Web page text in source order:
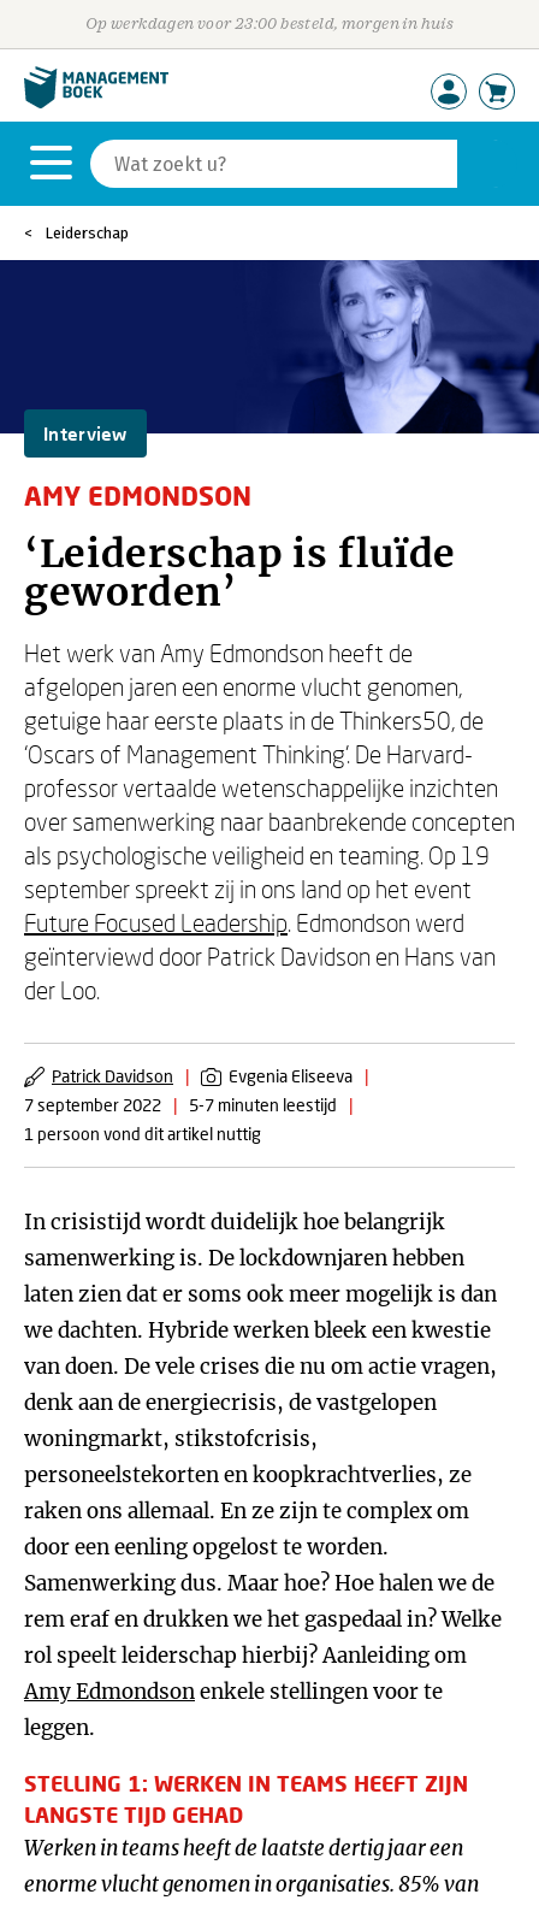
Op werkdagen voor 23:00 besteld, morgen in huis
Leiderschap
Interview
AMY EDMONDSON
‘Leiderschap is fluïde
geworden’
Het werk van Amy Edmondson heeft de
afgelopen jaren een enorme vlucht genomen,
getuige haar eerste plaats in de Thinkers50, de
‘Oscars of Management Thinking’. De Harvard-
professor vertaalde wetenschappelijke inzichten
over samenwerking naar baanbrekende concepten
als psychologische veiligheid en teaming. Op 19
september spreekt zij in ons land op het event
Future Focused Leadership. Edmondson werd
geïnterviewd door Patrick Davidson en Hans van
der Loo.
Patrick Davidson | Evgenia Eliseeva
|
7 september 2022
| 5-7 minuten leestijd
|
1 persoon vond dit artikel nuttig
In crisistijd wordt duidelijk hoe belangrijk
samenwerking is. De lockdownjaren hebben
laten zien dat er soms ook meer mogelijk is dan
we dachten. Hybride werken bleek een kwestie
van doen. De vele crises die nu om actie vragen,
denk aan de energiecrisis, de vastgelopen
woningmarkt, stikstofcrisis,
personeelstekorten en koopkrachtverlies, ze
raken ons allemaal. En ze zijn te complex om
door een eenling opgelost te worden.
Samenwerking dus. Maar hoe? Hoe halen we de
rem eraf en drukken we het gaspedaal in? Welke
rol speelt leiderschap hierbij? Aanleiding om
Amy Edmondsonenkele stellingen voor te
leggen.
STELLING 1: WERKEN IN TEAMS HEEFT ZIJN
LANGSTE TIJD GEHAD
Werken in teams heeft de laatste dertig jaar een
enorme vlucht genomen in organisaties. 85% van